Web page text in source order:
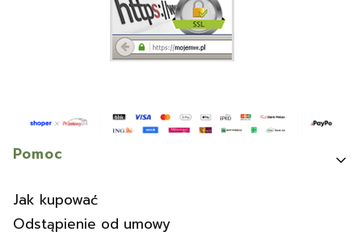
Linki w stopce
Pomoc
Jak kupować
Odstąpienie od umowy